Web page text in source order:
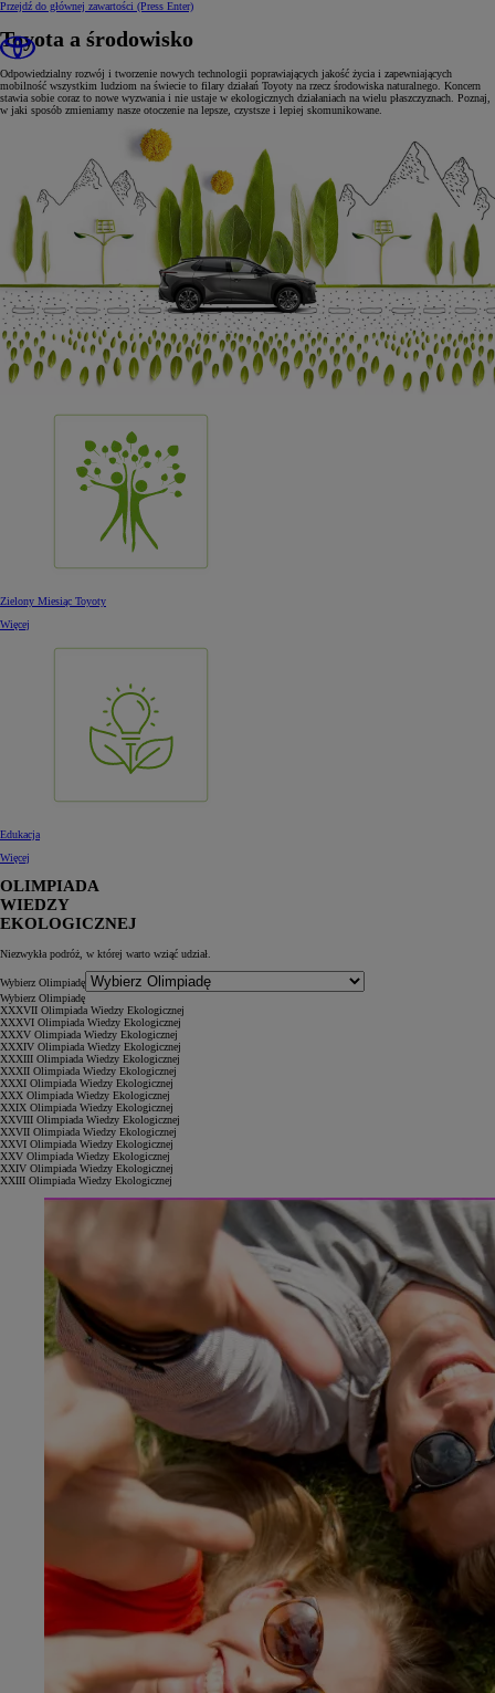
Przejdź do głównej zawartości (Press Enter)
Toyota a środowisko
Odpowiedzialny rozwój i tworzenie nowych technologii poprawiających jakość życia i zapewniających
mobilność wszystkim ludziom na świecie to filary działań Toyoty na rzecz środowiska naturalnego. Koncern
stawia sobie coraz to nowe wyzwania i nie ustaje w ekologicznych działaniach na wielu płaszczyznach. Poznaj,
w jaki sposób zmieniamy nasze otoczenie na lepsze, czystsze i lepiej skomunikowane.
Zielony Miesiąc Toyoty
Więcej
Edukacja
Więcej
OLIMPIADA
WIEDZY
EKOLOGICZNEJ
Niezwykła podróż, w której warto wziąć udział.
Wybierz Olimpiadę
Wybierz Olimpiadę
XXXVII Olimpiada Wiedzy Ekologicznej
XXXVI Olimpiada Wiedzy Ekologicznej
XXXV Olimpiada Wiedzy Ekologicznej
XXXIV Olimpiada Wiedzy Ekologicznej
XXXIII Olimpiada Wiedzy Ekologicznej
XXXII Olimpiada Wiedzy Ekologicznej
XXXI Olimpiada Wiedzy Ekologicznej
XXX Olimpiada Wiedzy Ekologicznej
XXIX Olimpiada Wiedzy Ekologicznej
XXVIII Olimpiada Wiedzy Ekologicznej
XXVII Olimpiada Wiedzy Ekologicznej
XXVI Olimpiada Wiedzy Ekologicznej
XXV Olimpiada Wiedzy Ekologicznej
XXIV Olimpiada Wiedzy Ekologicznej
XXIII Olimpiada Wiedzy Ekologicznej